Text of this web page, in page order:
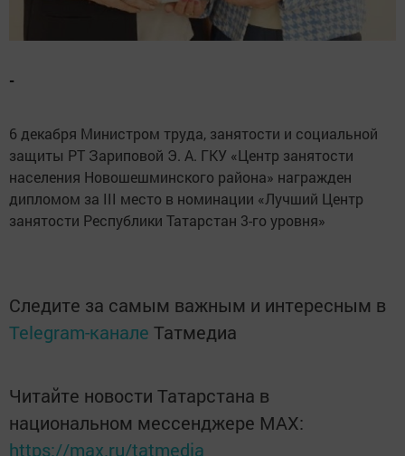
-
6 декабря Министром труда, занятости и социальной
защиты РТ Зариповой Э. А. ГКУ «Центр занятости
населения Новошешминского района» награжден
дипломом за III место в номинации «Лучший Центр
занятости Республики Татарстан 3-го уровня»
Следите за самым важным и интересным в
Telegram-канале Татмедиа
Читайте новости Татарстана в
национальном мессенджере MАХ:
https://max.ru/tatmedia